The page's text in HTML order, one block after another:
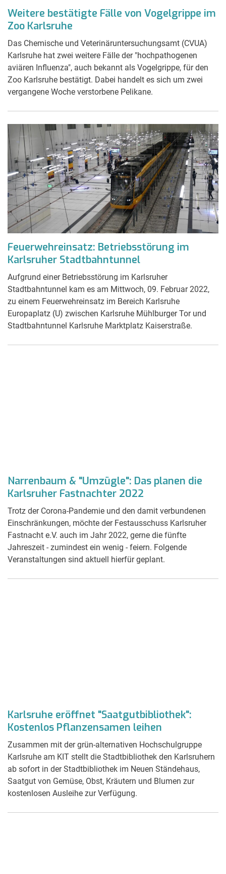
Weitere bestätigte Fälle von Vogelgrippe im
Zoo Karlsruhe
Das Chemische und Veterinäruntersuchungsamt (CVUA)
Karlsruhe hat zwei weitere Fälle der "hochpathogenen
aviären Influenza", auch bekannt als Vogelgrippe, für den
Zoo Karlsruhe bestätigt. Dabei handelt es sich um zwei
vergangene Woche verstorbene Pelikane.
Feuerwehreinsatz: Betriebsstörung im
Karlsruher Stadtbahntunnel
Aufgrund einer Betriebsstörung im Karlsruher
Stadtbahntunnel kam es am Mittwoch, 09. Februar 2022,
zu einem Feuerwehreinsatz im Bereich Karlsruhe
Europaplatz (U) zwischen Karlsruhe Mühlburger Tor und
Stadtbahntunnel Karlsruhe Marktplatz Kaiserstraße.
Narrenbaum & "Umzügle": Das planen die
Karlsruher Fastnachter 2022
Trotz der Corona-Pandemie und den damit verbundenen
Einschränkungen, möchte der Festausschuss Karlsruher
Fastnacht e.V. auch im Jahr 2022, gerne die fünfte
Jahreszeit - zumindest ein wenig - feiern. Folgende
Veranstaltungen sind aktuell hierfür geplant.
Karlsruhe eröffnet "Saatgutbibliothek":
Kostenlos Pflanzensamen leihen
Zusammen mit der grün-alternativen Hochschulgruppe
Karlsruhe am KIT stellt die Stadtbibliothek den Karlsruhern
ab sofort in der Stadtbibliothek im Neuen Ständehaus,
Saatgut von Gemüse, Obst, Kräutern und Blumen zur
kostenlosen Ausleihe zur Verfügung.